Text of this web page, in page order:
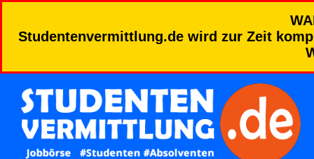
Studentenvermittlung.de wird zur Zeit